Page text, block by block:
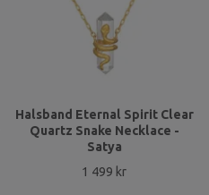
Halsband Eternal Spirit Clear
Quartz Snake Necklace -
Satya
1 499 kr